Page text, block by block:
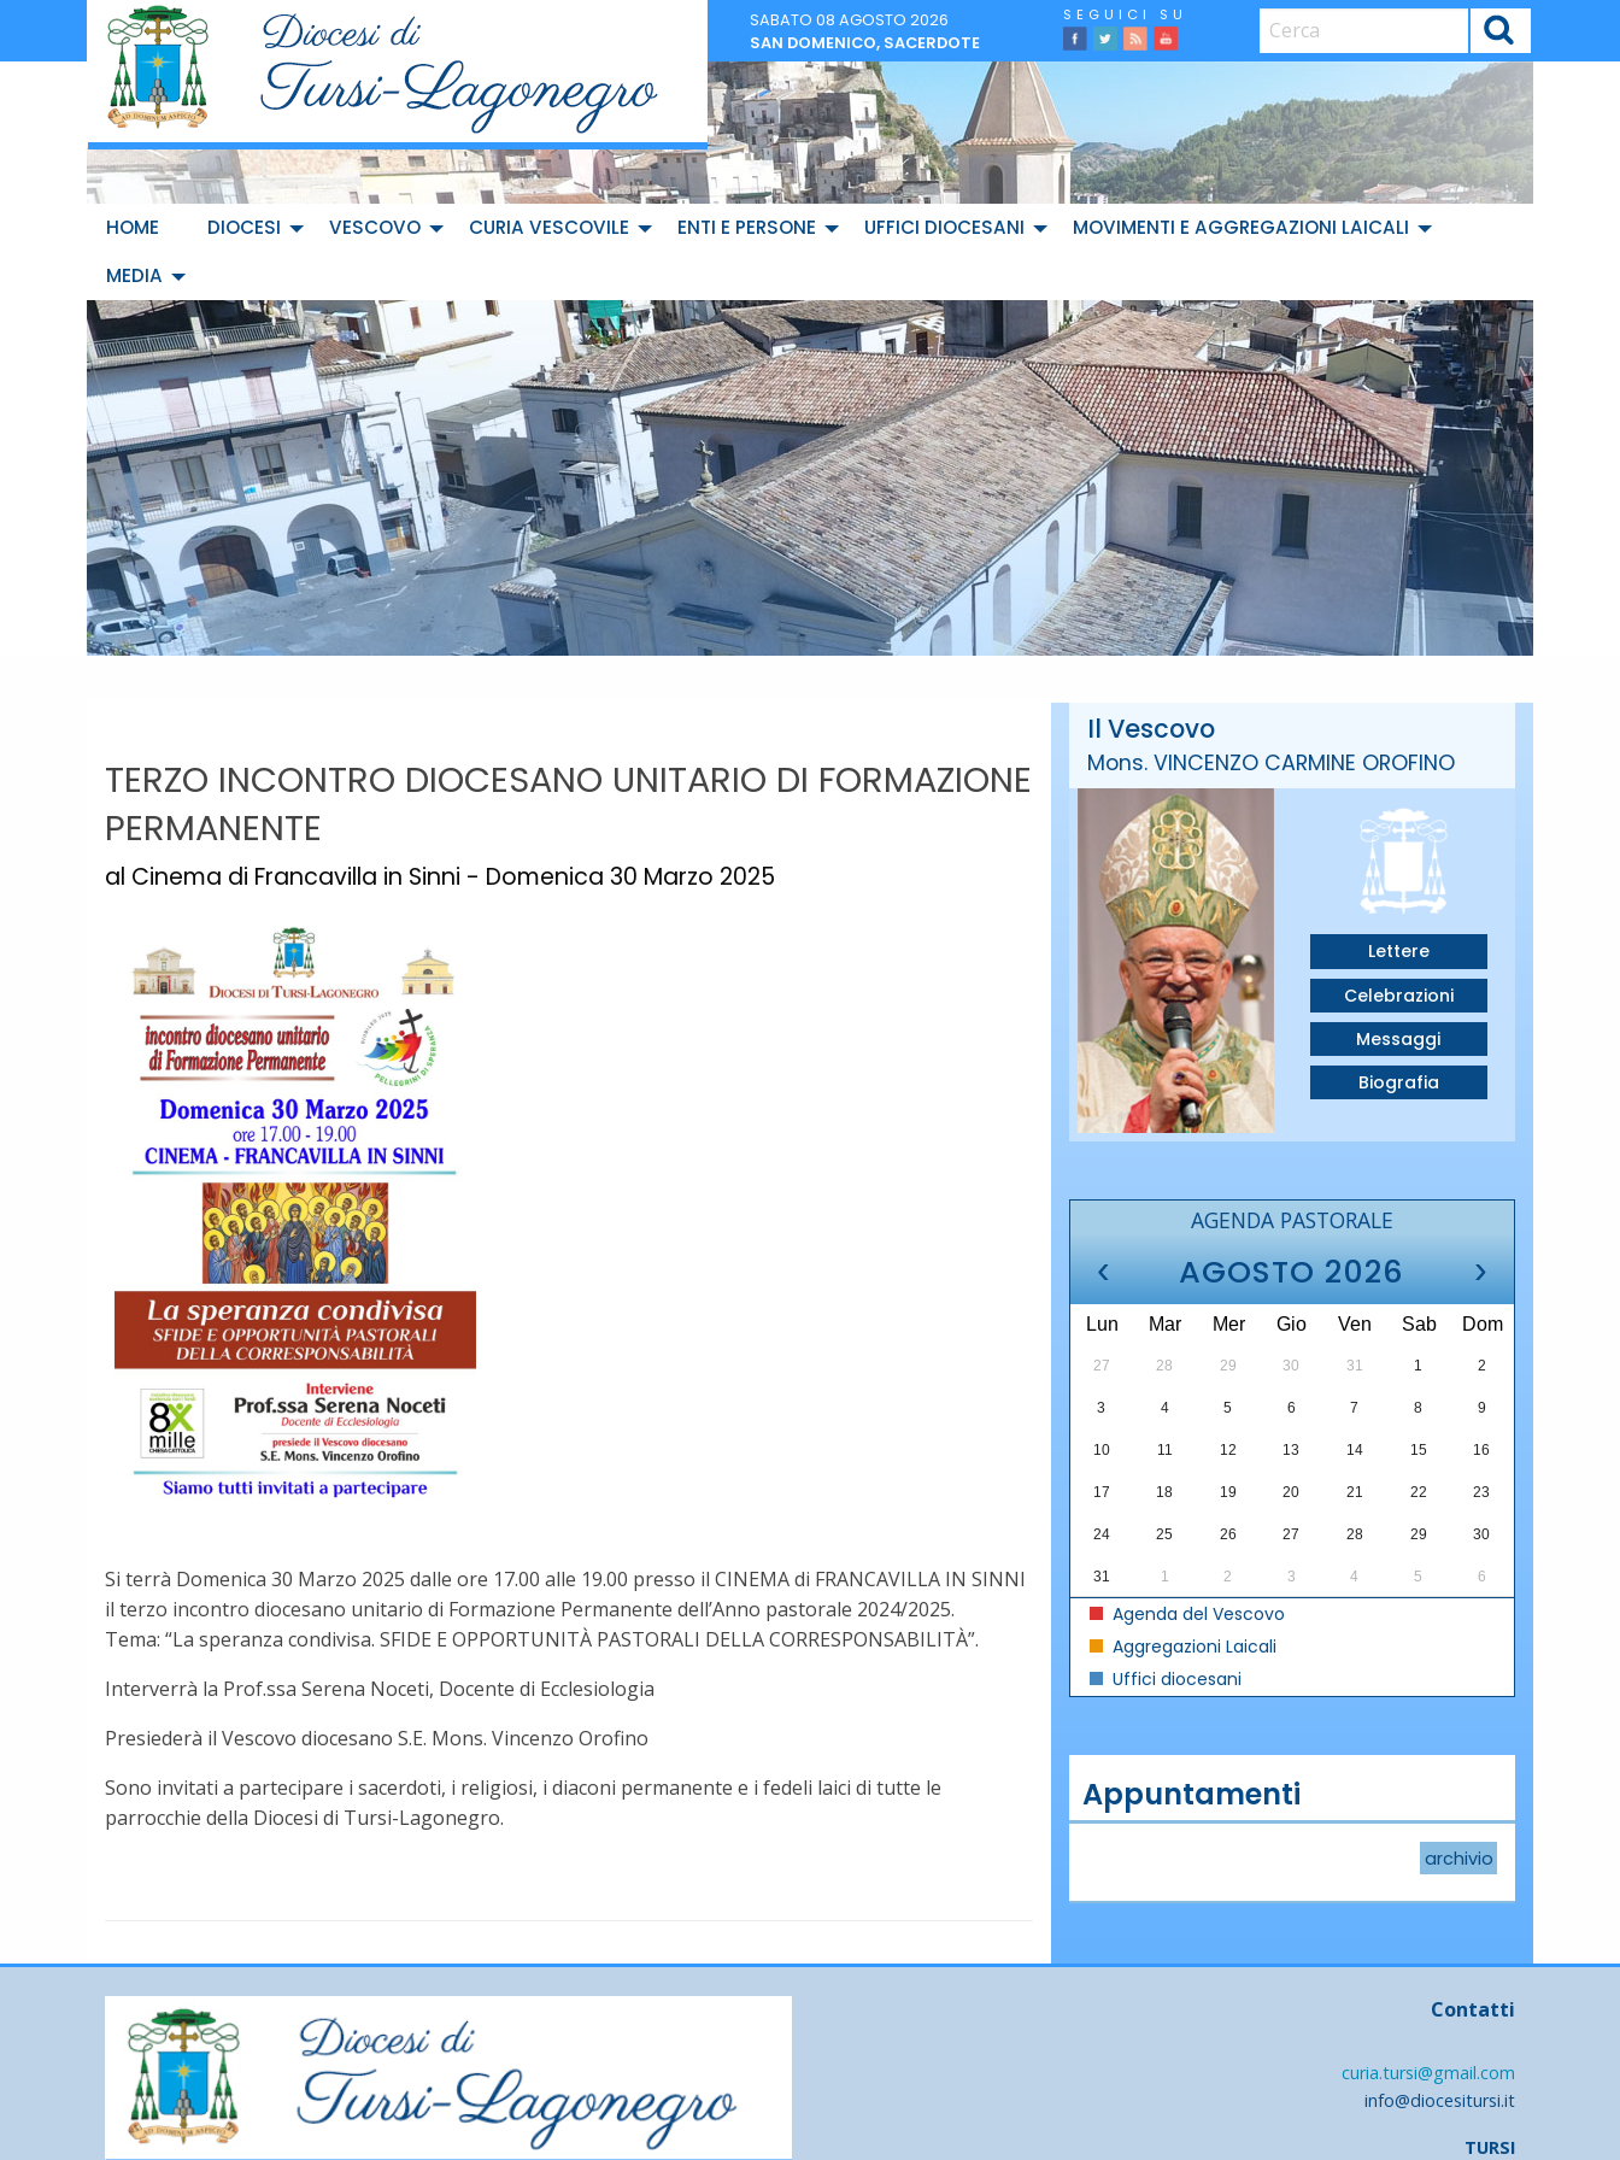
SABATO 08 AGOSTO 2026
SAN DOMENICO, SACERDOTE
facebook
Twitter
FeedYoutube
CERCA
HOME DIOCESI VESCOVO CURIA VESCOVILE ENTI E PERSONE UFFICI DIOCESANI
MOVIMENTI E AGGREGAZIONI LAICALI
MEDIA
TERZO INCONTRO DIOCESANO UNITARIO DI FORMAZIONE
PERMANENTE
al Cinema di Francavilla in Sinni - Domenica 30 Marzo 2025
Si terrà Domenica 30 Marzo 2025 dalle ore 17.00 alle 19.00 presso il CINEMA di FRANCAVILLA IN SINNI
il terzo incontro diocesano unitario di Formazione Permanente dell’Anno pastorale 2024/2025.
Tema: “La speranza condivisa. SFIDE E OPPORTUNITÀ PASTORALI DELLA CORRESPONSABILITÀ”.
Interverrà la Prof.ssa Serena Noceti, Docente di Ecclesiologia
Presiederà il Vescovo diocesano S.E. Mons. Vincenzo Orofino
Sono invitati a partecipare i sacerdoti, i religiosi, i diaconi permanente e i fedeli laici di tutte le
parrocchie della Diocesi di Tursi-Lagonegro.
Il Vescovo
Mons. VINCENZO CARMINE OROFINO
Lettere
Celebrazioni
Messaggi
Biografia
AGENDA PASTORALE
‹ AGOSTO 2026 ›
Lun Mar Mer Gio Ven Sab Dom
27 28 29 30 31 1 2
3 4 5 6 7 8 9
10 11 12 13 14 15 16
17 18 19 20 21 22 23
24 25 26 27 28 29 30
31 1 2 3 4 5 6
Agenda del Vescovo
Aggregazioni Laicali
Uffici diocesani
Appuntamenti
archivio
Contatti
curia.tursi@gmail.com
info@diocesitursi.it
TURSI